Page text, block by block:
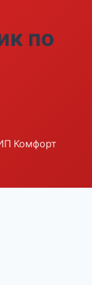
по
Комфорт